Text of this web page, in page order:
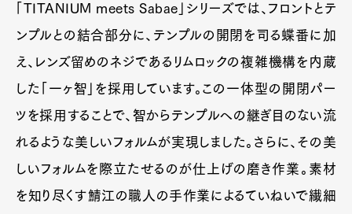
「TITANIUM meets Sabae」シリーズでは、フロントとテ
ンプルとの結合部分に、テンプルの開閉を司る蝶番に加
え、レンズ留めのネジであるリムロックの複雑機構を内蔵
した「一ヶ智」を採用しています。この一体型の開閉パー
ツを採用することで、智からテンプルへの継ぎ目のない流
れるような美しいフォルムが実現しました。さらに、その美
しいフォルムを際立たせるのが仕上げの磨き作業。素材
を知り尽くす鯖江の職人の手作業によるていねいで繊細